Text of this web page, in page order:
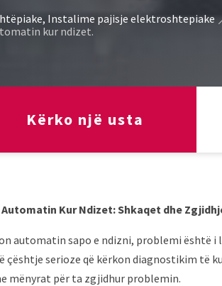
Instalime pajisje elektroshtepiake
kur ndizet.
Kërko një usta
Kur Ndizet: Shkaqet dhe
automatin sapo e ndizni, problemi është
serioze që kërkon diagnostikim të
mënyrat për ta zgjidhur problemin.